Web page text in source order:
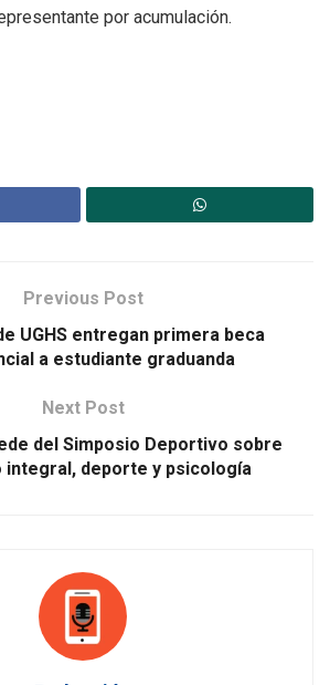
por acumulación.
Previous Post
UGHS entregan primera beca
a estudiante graduanda
Next Post
del Simposio Deportivo sobre
integral, deporte y psicología